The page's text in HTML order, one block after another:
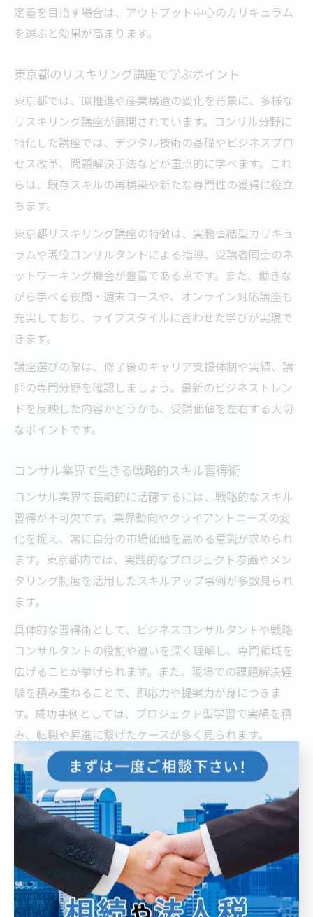
定着を目指す場合は、アウトプット中心のカリキュラム
を選ぶと効果が高まります。
東京都のリスキリング講座で学ぶポイント
東京都では、DX推進や産業構造の変化を背景に、多様な
リスキリング講座が展開されています。コンサル分野に
特化した講座では、デジタル技術の基礎やビジネスプロ
セス改革、問題解決手法などが重点的に学べます。これ
らは、既存スキルの再構築や新たな専門性の獲得に役立
ちます。
東京都リスキリング講座の特徴は、実務直結型カリキュ
ラムや現役コンサルタントによる指導、受講者同士のネ
ットワーキング機会が豊富である点です。また、働きな
がら学べる夜間・週末コースや、オンライン対応講座も
充実しており、ライフスタイルに合わせた学びが実現で
きます。
講座選びの際は、修了後のキャリア支援体制や実績、講
師の専門分野を確認しましょう。最新のビジネストレン
ドを反映した内容かどうかも、受講価値を左右する大切
なポイントです。
コンサル業界で生きる戦略的スキル習得術
コンサル業界で長期的に活躍するには、戦略的なスキル
習得が不可欠です。業界動向やクライアントニーズの変
化を捉え、常に自分の市場価値を高める意識が求められ
ます。東京都内では、実践的なプロジェクト参画やメン
タリング制度を活用したスキルアップ事例が多数見られ
ます。
具体的な習得術として、ビジネスコンサルタントや戦略
コンサルタントの役割や違いを深く理解し、専門領域を
広げることが挙げられます。また、現場での課題解決経
験を積み重ねることで、即応力や提案力が身につきま
す。成功事例としては、プロジェクト型学習で実績を積
み、転職や昇進に繋げたケースが多く見られます。
一方で、自己流の学びだけでは限界があるため、体系的
なカリキュラムや現役プロのアドバイスを積極的に取り
入れることが、失敗を防ぐポイントです。
ビジネスコンサルタントの現場で学ぶ実践例
東京都のコンサル現場では、実際のプロジェクト参画や
OJT（現場指導）を通じて、即戦力となるスキルを磨く機
会が豊富にあります。例えば、外国人人材の採用支援や